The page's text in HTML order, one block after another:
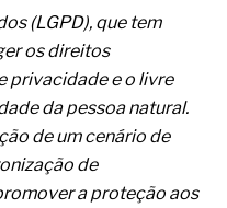
de mercado sobre as
da síndrome metabólica
coceira no ânus
do teratoma de ovário
da síndrome da fadiga
queda dos cabelos ou
(LGPD), que tem
os direitos
privacidade e o livre
da pessoa natural.
de um cenário de
de
a proteção aos